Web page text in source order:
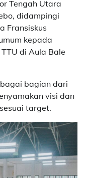
Tengah Utara
didampingi
Fransiskus
kepada
di Aula Bale
bagian dari
visi dan
target.